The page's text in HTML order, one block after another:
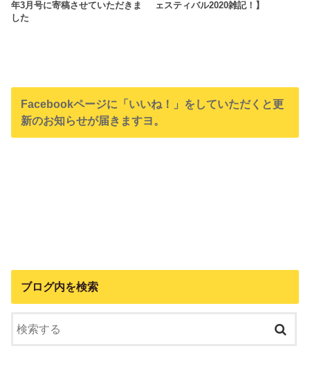
年3月号に寄稿させていただきま
した
ェスティバル2020雑記！】
Facebookページに「いいね！」をしていただくと更
新のお知らせが届きますヨ。
ブログ内を検索